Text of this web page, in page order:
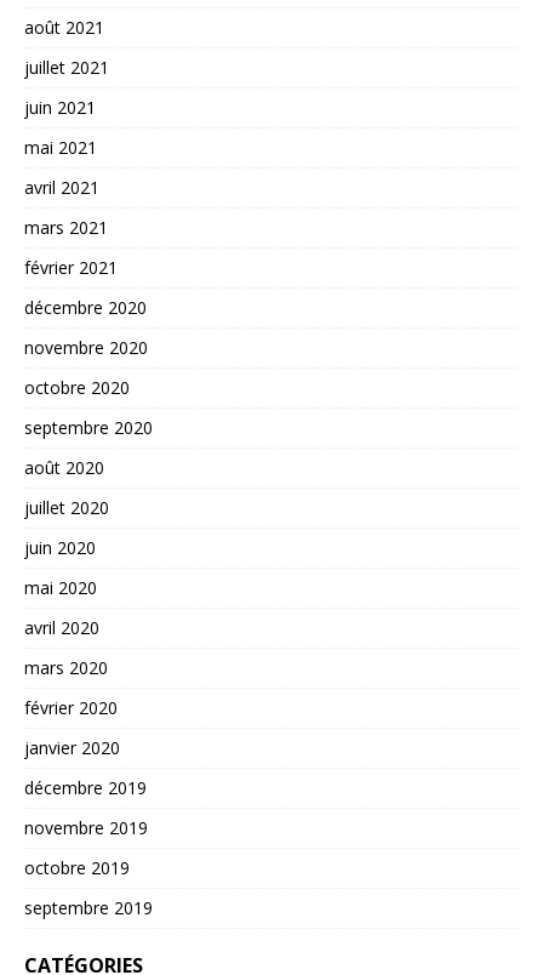
août 2021
juillet 2021
juin 2021
mai 2021
avril 2021
mars 2021
février 2021
décembre 2020
novembre 2020
octobre 2020
septembre 2020
août 2020
juillet 2020
juin 2020
mai 2020
avril 2020
mars 2020
février 2020
janvier 2020
décembre 2019
novembre 2019
octobre 2019
septembre 2019
CATÉGORIES